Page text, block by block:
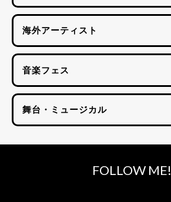
海外アーティスト
音楽フェス
舞台・ミュージカル
FOLLOW ME!